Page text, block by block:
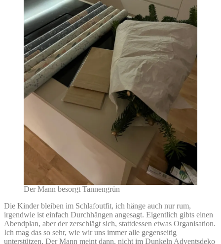
Der Mann besorgt Tannengrün
Die Kinder bleiben im Schlafoutfit, ich hänge auch nur rum,
irgendwie ist einfach Durchhängen angesagt. Eigentlich gibts einen
Abendplan, aber der zerschlägt sich, stattdessen etwas Organisation.
Ich mag das so sehr, wie wir uns immer alle gegenseitig
unterstützen. Der Mann meint dann, nicht im Dunkeln Adventsdeko